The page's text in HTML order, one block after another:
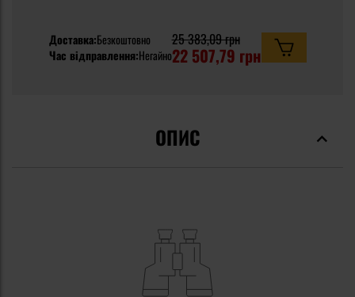
Доставка:Безкоштовно
Час відправлення:Негайно
25 383,09 грн
22 507,79 грн
ОПИС